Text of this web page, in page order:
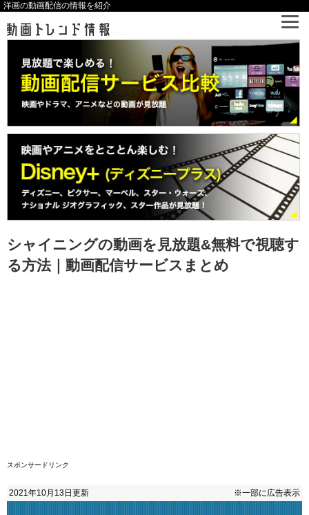
洋画の動画配信の情報を紹介
シャイニングの動画を見放題&無料で視聴す
る方法｜動画配信サービスまとめ
スポンサードリンク
2021年10月13日更新 ※一部に広告表示